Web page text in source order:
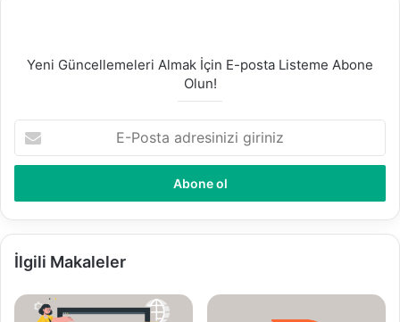
Yeni Güncellemeleri Almak İçin E-posta Listeme Abone
Olun!
P
s
t
a
r
İlgili Makaleler